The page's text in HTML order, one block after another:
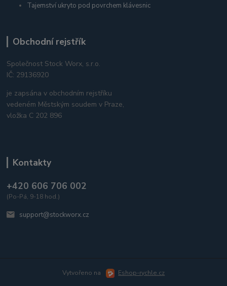
Tajemství ukryto pod povrchem klávesnic
Obchodní rejstřík
Společnost Stock Worx, s.r.o.
IČ: 29136920
je zapsána v obchodním rejstříku
vedeném Městským soudem v Praze,
vložka C 202 896
Kontakty
+420 606 706 002
(Po-Pá, 9-18 hod.)
support@stockworx.cz
Vytvořeno na Eshop-rychle.cz